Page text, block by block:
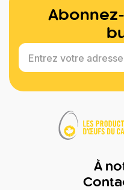
Entrez votre
À